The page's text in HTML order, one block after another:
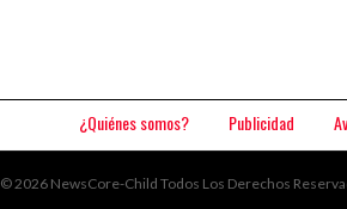
¿Quiénes somos? Publicidad
© 2026 NewsCore-Child Todos Los Derechos